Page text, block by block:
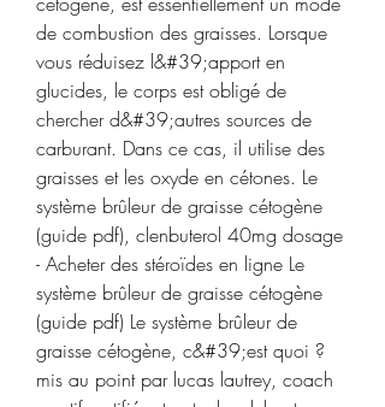
de combustion des graisses. Lorsque
vous réduisez l&#39;apport en
glucides, le corps est obligé de
chercher d&#39;autres sources de
carburant. Dans ce cas, il utilise des
graisses et les oxyde en cétones. Le
système brûleur de graisse cétogène
(guide pdf), clenbuterol 40mg dosage
- Acheter des stéroïdes en ligne Le
système brûleur de graisse cétogène
(guide pdf) Le système brûleur de
graisse cétogène, c&#39;est quoi ?
mis au point par lucas lautrey, coach